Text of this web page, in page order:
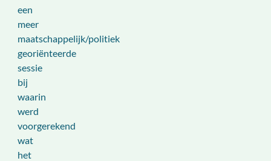
een
meer
maatschappelijk/politiek
georiënteerde
sessie
bij
waarin
werd
voorgerekend
wat
het